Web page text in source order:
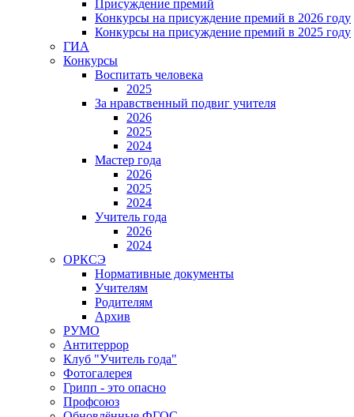
Присуждение премий
Конкурсы на присуждение премий в 2026 году
Конкурсы на присуждение премий в 2025 году
ГИА
Конкурсы
Воспитать человека
2025
За нравственный подвиг учителя
2026
2025
2024
Мастер года
2026
2025
2024
Учитель года
2026
2024
ОРКСЭ
Нормативные документы
Учителям
Родителям
Архив
РУМО
Антитеррор
Клуб "Учитель года"
Фотогалерея
Грипп - это опасно
Профсоюз